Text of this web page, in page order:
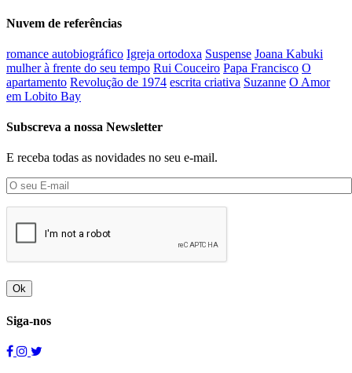
Nuvem de referências
romance autobiográfico Igreja ortodoxa Suspense Joana Kabuki
mulher à frente do seu tempo Rui Couceiro Papa Francisco O
apartamento Revolução de 1974 escrita criativa Suzanne O Amor
em Lobito Bay
Subscreva a nossa Newsletter
E receba todas as novidades no seu e-mail.
Ok
Siga-nos